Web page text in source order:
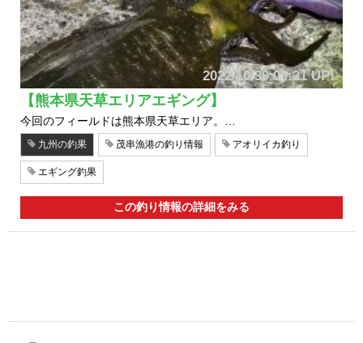
2022/10/30 09:21 UP!
【熊本県天草エリアエギング】
今回のフィールドは熊本県天草エリア。…
九州の釣果 茂串漁港の釣り情報 アオリイカ釣り
エギング釣果
この釣り情報の詳細をみる